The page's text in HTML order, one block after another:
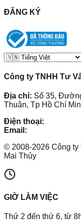
ĐĂNG KÝ
Công ty TNHH Tư
Địa chỉ: Số 35,
Thuận, Tp Hồ Chí
Điện thoại:
Email:
© 2008-2026 Công
Mai Thủy
GIỜ LÀM VIỆC
Thứ 2 đến thứ 6, từ